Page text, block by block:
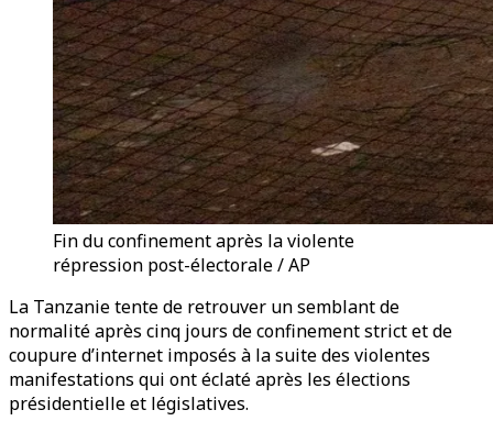
Fin du confinement après la violente
répression post-électorale / AP
La Tanzanie tente de retrouver un semblant de
normalité après cinq jours de confinement strict et de
coupure d’internet imposés à la suite des violentes
manifestations qui ont éclaté après les élections
présidentielle et législatives.